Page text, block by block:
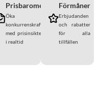
Prisbarometern
Öka
konkurrenskraften
med prisinsikter
i realtid
Förmåner
Erbjudanden
och rabatter
för alla
tillfällen